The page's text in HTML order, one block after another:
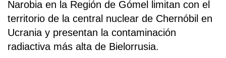
Narobia en la Región de Gómel limitan con el
territorio de la central nuclear de Chernóbil en
Ucrania y presentan la contaminación
radiactiva más alta de Bielorrusia.